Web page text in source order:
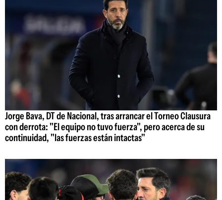
Jorge Bava, DT de Nacional, tras arrancar el Torneo Clausura
con derrota: "El equipo no tuvo fuerza", pero acerca de su
continuidad, "las fuerzas están intactas"